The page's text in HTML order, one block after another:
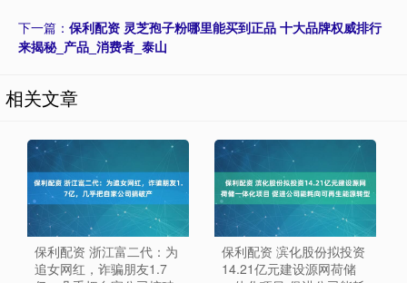
下一篇： 保利配资 灵芝孢子粉哪里能买到正品 十大品牌权威排行
来揭秘_产品_消费者_泰山
相关文章
保利配资 浙江富二代：为
追女网红，诈骗朋友1.7
保利配资 滨化股份拟投资
14.21亿元建设源网荷储